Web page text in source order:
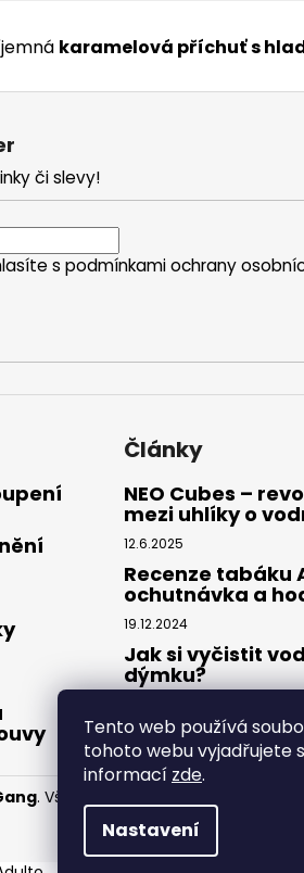
Tento web používá
tohoto webu vyjadřujete
informací zde.
Nastavení
karamelová příchuťs
či slevy!
s podmínkami ochrany
Články
NEO Cubes –
mezi uhlíky o
12.6.2025
Recenze tabáku
ochutnávka a
19.12.2024
Jak si vyčistit
dýmku?
. Všechna práva vyhrazena.